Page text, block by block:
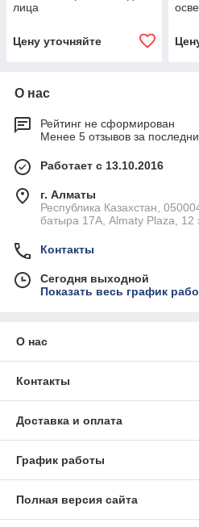
лица
Цену уточняйте
О нас
Рейтинг не сформирован
Менее 5 отзывов за
Работает с 13.10.2016
г. Алматы
Республика Казахстан,
батыра 17А, Almaty Plaza, 12
Контакты
Сегодня выходной
Показать весь график
О нас
Контакты
Доставка и оплата
График работы
Полная версия сайта